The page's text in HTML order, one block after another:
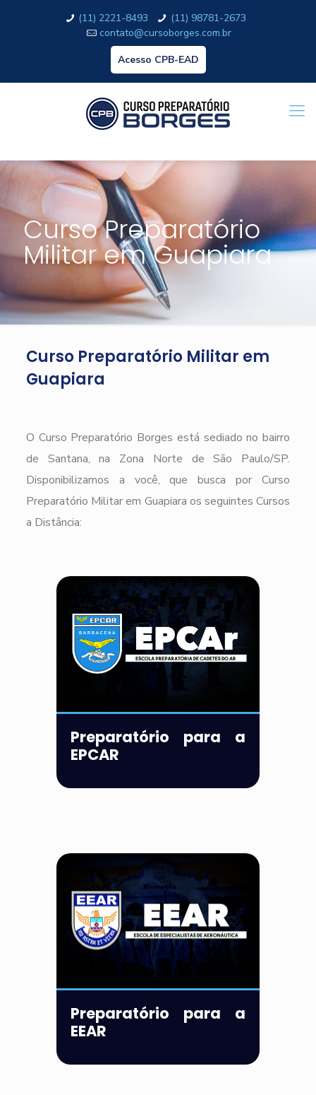
(11) 2221-8493
(11) 98781-2673
contato@cursoborges.com.br
Acesso CPB-EAD
Curso Preparatório
Militar em Guapiara
Curso Preparatório Militar em
Guapiara
O Curso Preparatório Borges está sediado no bairro
de Santana, na Zona Norte de São Paulo/SP.
Disponibilizamos a você, que busca por Curso
Preparatório Militar em Guapiara os seguintes Cursos
a Distância:
Preparatório para a
EPCAR
Preparatório para a
EEAR